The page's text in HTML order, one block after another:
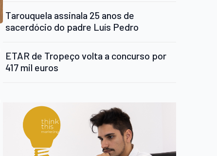
Tarouquela assinala 25 anos de
sacerdócio do padre Luís Pedro
ETAR de Tropeço volta a concurso por
417 mil euros